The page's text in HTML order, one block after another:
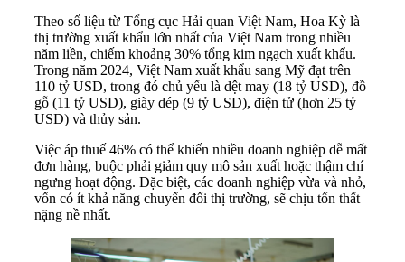
Theo số liệu từ Tổng cục Hải quan Việt Nam, Hoa Kỳ là
thị trường xuất khẩu lớn nhất của Việt Nam trong nhiều
năm liền, chiếm khoảng 30% tổng kim ngạch xuất khẩu.
Trong năm 2024, Việt Nam xuất khẩu sang Mỹ đạt trên
110 tỷ USD, trong đó chủ yếu là dệt may (18 tỷ USD), đồ
gỗ (11 tỷ USD), giày dép (9 tỷ USD), điện tử (hơn 25 tỷ
USD) và thủy sản.
Việc áp thuế 46% có thể khiến nhiều doanh nghiệp dễ mất
đơn hàng, buộc phải giảm quy mô sản xuất hoặc thậm chí
ngưng hoạt động. Đặc biệt, các doanh nghiệp vừa và nhỏ,
vốn có ít khả năng chuyển đổi thị trường, sẽ chịu tổn thất
nặng nề nhất.